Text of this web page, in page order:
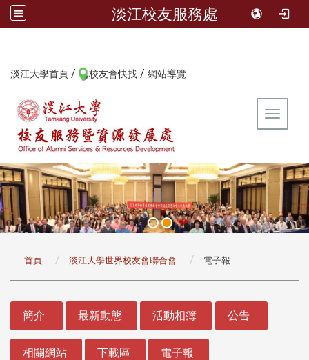
淡江校友服務處
淡江大學首頁 / 校友會快找 / 網站導覽
Toggle
首頁 淡江大學世界校友會聯合會 電子報
簡介 最新動態 活動相簿 公告
相關網站 下載區 電子報